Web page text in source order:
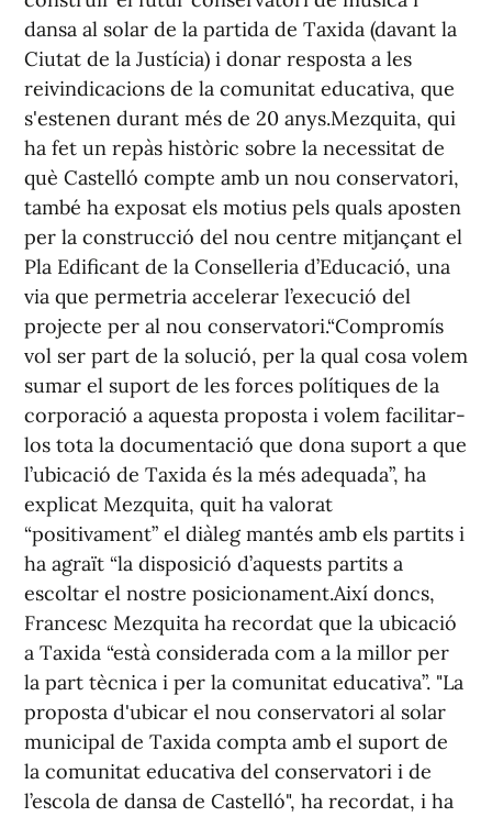
dansa al solar de la partida de Taxida (davant la
Ciutat de la Justícia) i donar resposta a les
reivindicacions de la comunitat educativa, que
s'estenen durant més de 20 anys.Mezquita, qui
ha fet un repàs històric sobre la necessitat de
què Castelló compte amb un nou conservatori,
també ha exposat els motius pels quals aposten
per la construcció del nou centre mitjançant el
Pla Edificant de la Conselleria d’Educació, una
via que permetria accelerar l’execució del
projecte per al nou conservatori.“Compromís
vol ser part de la solució, per la qual cosa volem
sumar el suport de les forces polítiques de la
corporació a aquesta proposta i volem facilitar-
los tota la documentació que dona suport a que
l’ubicació de Taxida és la més adequada”, ha
explicat Mezquita, quit ha valorat
“positivament” el diàleg mantés amb els partits i
ha agraït “la disposició d’aquests partits a
escoltar el nostre posicionament.Així doncs,
Francesc Mezquita ha recordat que la ubicació
a Taxida “està considerada com a la millor per
la part tècnica i per la comunitat educativa”. "La
proposta d'ubicar el nou conservatori al solar
municipal de Taxida compta amb el suport de
la comunitat educativa del conservatori i de
l’escola de dansa de Castelló", ha recordat, i ha